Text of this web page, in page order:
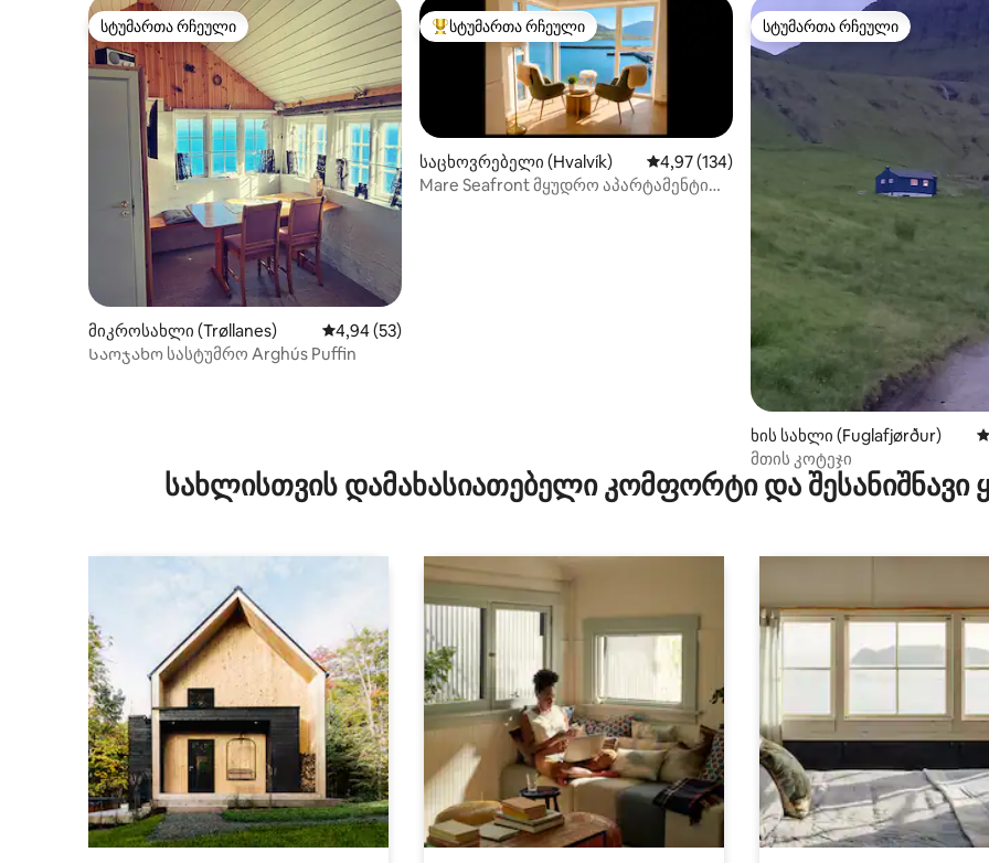
სტუმართა რჩეული
სტუმართა რჩეული
მიკროსახლი (Trøllanes) საშუალო შეფასებაა 5‑დან 4,94, 53 მიმოხილვა
4,94 (53)
Საოჯახო სასტუმრო Arghús Puffin
სტუმართა რჩეული მოწინავე ვარიანტი
სტუმართა რჩეული
საცხოვრებელი (Hvalvík) საშუალო შეფასებაა 5‑დან 4,97, 134
4,97 (134)
Mare Seafront მყუდრო აპარტამენტი
სტუმართა რჩეული
სტუმართა რჩეული
ხის სახლი (Fuglafjørður)
მთის კოტეჯი
სახლისთვის დამახასიათებელი კომფორტი და